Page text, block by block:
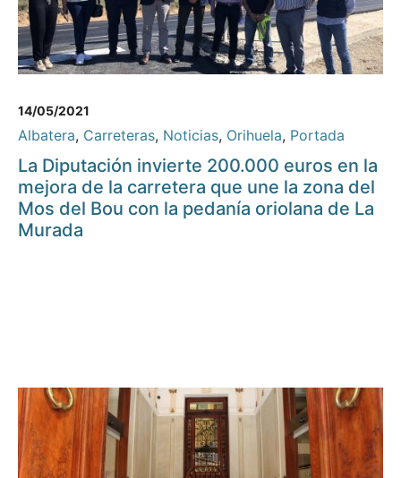
14/05/2021
Albatera, Carreteras, Noticias, Orihuela, Portada
La Diputación invierte 200.000 euros en la
mejora de la carretera que une la zona del
Mos del Bou con la pedanía oriolana de La
Murada